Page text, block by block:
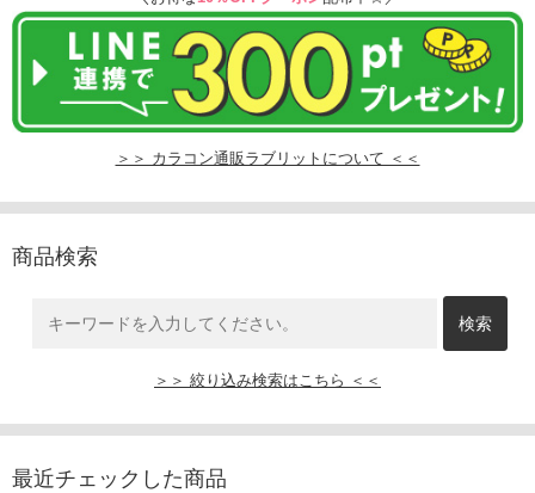
＞＞ カラコン通販ラブリットについて ＜＜
商品検索
＞＞ 絞り込み検索はこちら ＜＜
最近チェックした商品